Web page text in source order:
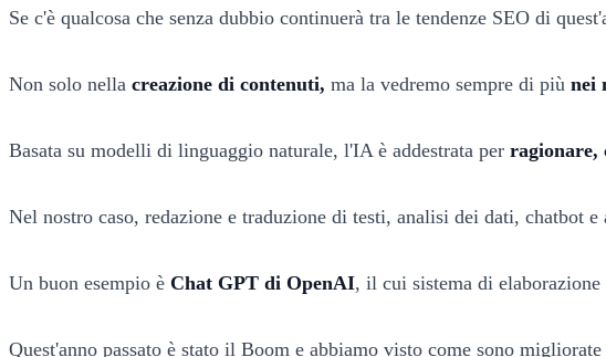
Se c'è qualcosa che senza dubbio continuerà tra le tendenze SEO di
Non solo nella creazione di contenuti, ma la vedremo sempre di più nei
Basata su modelli di linguaggio naturale, l'IA è addestrata per ragionare,
Nel nostro caso, redazione e traduzione di testi, analisi dei dati, chatbot
Un buon esempio è Chat GPT di OpenAI, il cui sistema di
Quest'anno passato è stato il Boom e abbiamo visto come sono